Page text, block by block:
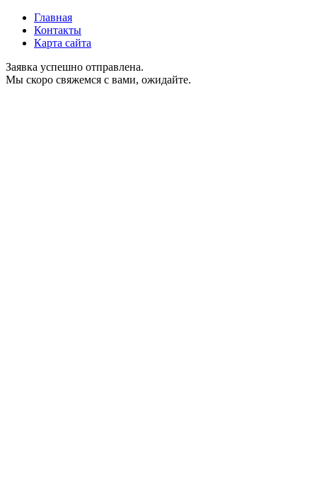
Главная
Контакты
Карта сайта
Заявка успешно отправлена.
Мы скоро свяжемся с вами, ожидайте.